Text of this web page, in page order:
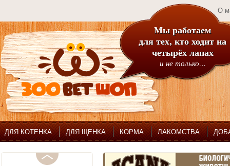
О
Мы работаем
для тех, кто ходит на
четырёх лапах
и не только…
ДЛЯ КОТЕНКА ДЛЯ ЩЕНКА КОРМА ЛАКОМСТВА